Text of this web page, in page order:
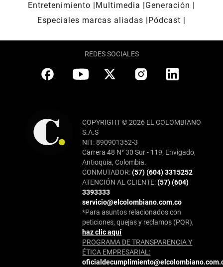
Entretenimiento
Multimedia
Generación
Especiales marcas aliadas
Pódcast
REDES SOCIALES
COPYRIGHT © 2026 EL COLOMBIANO
S.A.S
NIT: 890901352-3
Carrera 48 N° 30 Sur - 119, Envigado,
Antioquia, Colombia.
CONMUTADOR:(57) (604) 3315252
ATENCIÓN AL CLIENTE:(57) (604)
3393333
servicio@elcolombiano.com.co
*Para asuntos relacionados con
peticiones, quejas y reclamos (PQR),
haz clic aquí
PROGRAMA DE TRANSPARENCIA Y
ÉTICA EMPRESARIAL: